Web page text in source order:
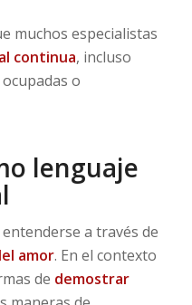
muchos especialistas
continua, incluso
o
lenguaje
a través de
amor. En el contexto
de demostrar